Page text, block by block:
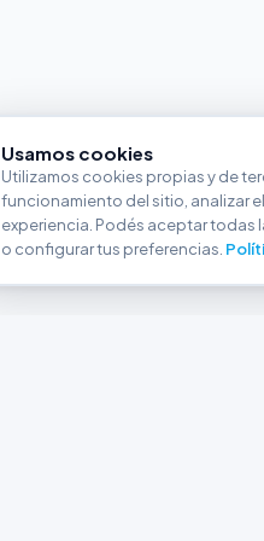
Usamos cookies
Utilizamos cookies propias y de
funcionamiento del sitio, analizar
experiencia. Podés aceptar todas
o configurar tus preferencias.